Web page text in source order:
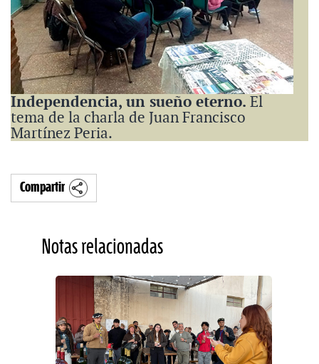
Independencia, un sueño eterno. El
tema de la charla de Juan Francisco
Martínez Peria.
Compartir
Notas relacionadas